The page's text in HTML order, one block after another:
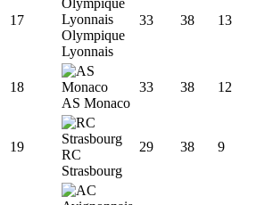
17
Olympique
Lyonnais
33 38 13
18
AS Monaco
33 38 12
19
RC
Strasbourg
29 38 9